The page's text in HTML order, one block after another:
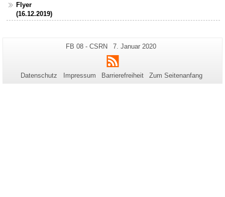
Flyer
(16.12.2019)
Zusätzliche
Informationen
zu
dieser
Seiten-
FB 08 - CSRN
Letzte
Aktualisierung:
7. Januar 2020
RSS
Datenschutz Impressum Barrierefreiheit Zum Seitenanfang